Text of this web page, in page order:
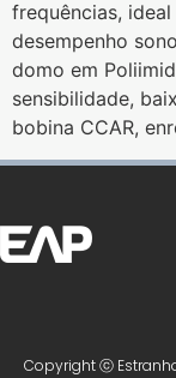
frequências,
desempenho
domo em
sensibilidade,
bobina CCAR,
Copyright ⓒ